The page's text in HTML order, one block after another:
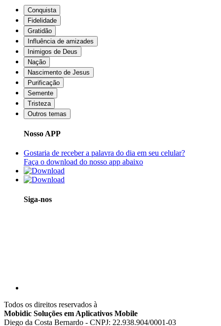
Conquista
Fidelidade
Gratidão
Influência de amizades
Inimigos de Deus
Nação
Nascimento de Jesus
Purificação
Semente
Tristeza
Outros temas
Nosso APP
Gostaria de receber a palavra do dia em seu celular?
Faça o download do nosso app abaixo
Siga-nos
Todos os direitos reservados à
Mobidic Soluções em Aplicativos Mobile
Diego da Costa Bernardo - CNPJ: 22.938.904/0001-03